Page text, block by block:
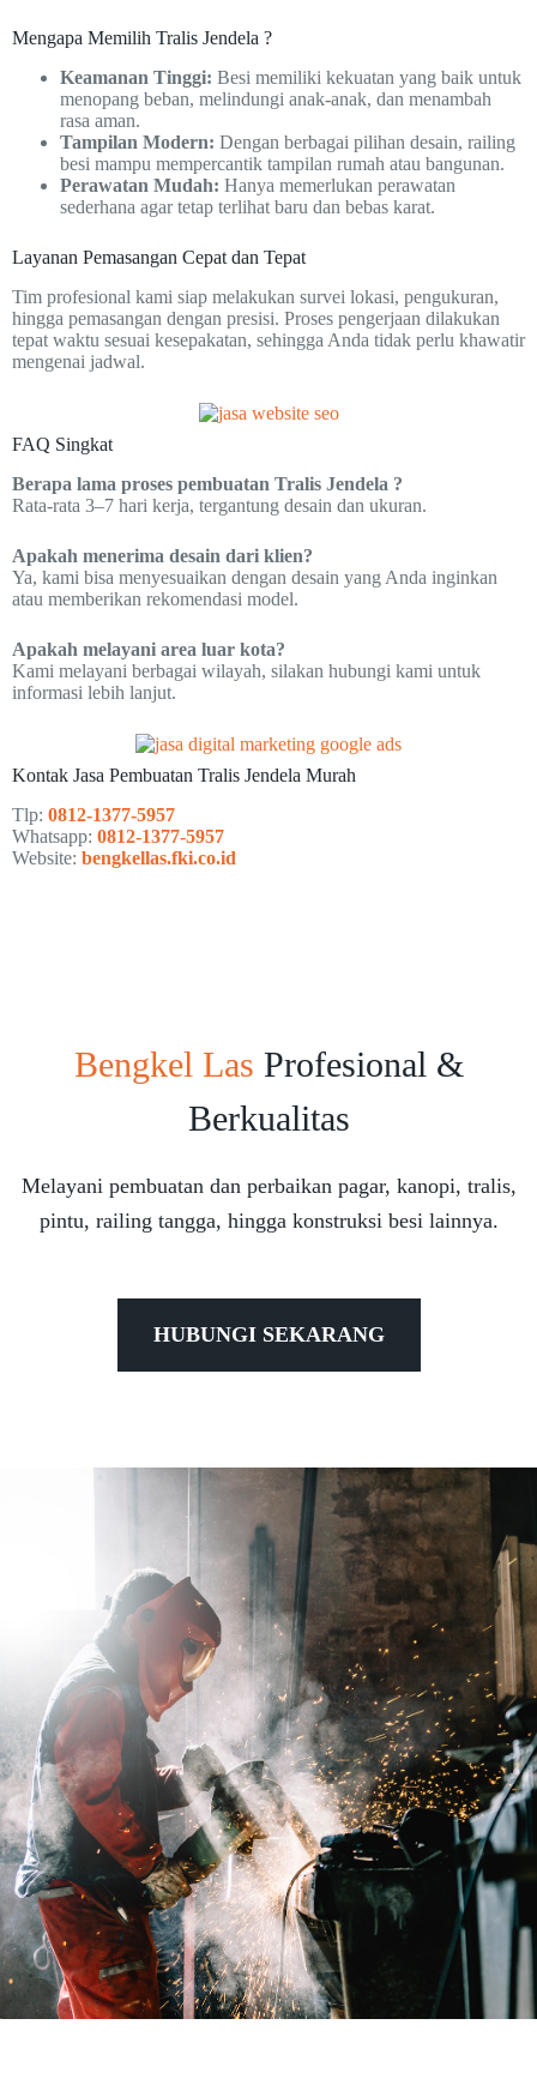
Mengapa Memilih Tralis Jendela ?
Keamanan Tinggi: Besi memiliki kekuatan yang baik untuk
menopang beban, melindungi anak-anak, dan menambah
rasa aman.
Tampilan Modern: Dengan berbagai pilihan desain, railing
besi mampu mempercantik tampilan rumah atau bangunan.
Perawatan Mudah: Hanya memerlukan perawatan
sederhana agar tetap terlihat baru dan bebas karat.
Layanan Pemasangan Cepat dan Tepat
Tim profesional kami siap melakukan survei lokasi, pengukuran,
hingga pemasangan dengan presisi. Proses pengerjaan dilakukan
tepat waktu sesuai kesepakatan, sehingga Anda tidak perlu khawatir
mengenai jadwal.
FAQ Singkat
Berapa lama proses pembuatan Tralis Jendela ?
Rata-rata 3–7 hari kerja, tergantung desain dan ukuran.
Apakah menerima desain dari klien?
Ya, kami bisa menyesuaikan dengan desain yang Anda inginkan
atau memberikan rekomendasi model.
Apakah melayani area luar kota?
Kami melayani berbagai wilayah, silakan hubungi kami untuk
informasi lebih lanjut.
Kontak Jasa Pembuatan Tralis Jendela Murah
Tlp: 0812-1377-5957
Whatsapp: 0812-1377-5957
Website: bengkellas.fki.co.id
Bengkel Las Profesional &
Berkualitas
Melayani pembuatan dan perbaikan pagar, kanopi, tralis,
pintu, railing tangga, hingga konstruksi besi lainnya.
HUBUNGI SEKARANG